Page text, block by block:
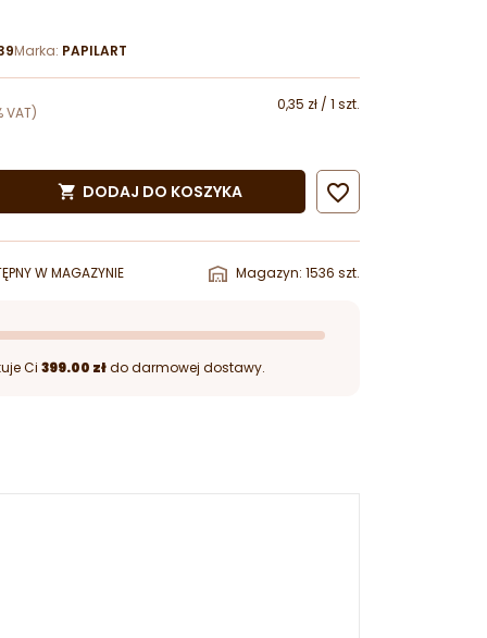
Marka: PAPILART
VAT)
0,35 zł / 1 szt.
 DODAJ DO KOSZYKA 
W MAGAZYNIE Magazyn: 1536 szt.
Ci 399.00 złdo darmowej dostawy.